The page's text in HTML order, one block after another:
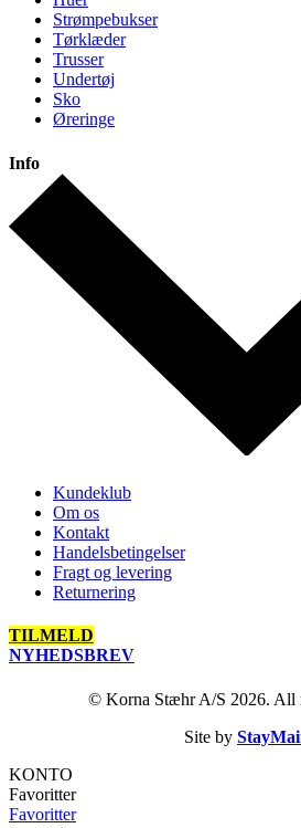
Strømpebukser
Tørklæder
Trusser
Undertøj
Sko
Øreringe
Info
Kundeklub
Om os
Kontakt
Handelsbetingelser
Fragt og levering
Returnering
TILMELD
NYHEDSBREV
© Korna Stæhr A/S 2026. All
Site by
KONTO
Favoritter
Favoritter